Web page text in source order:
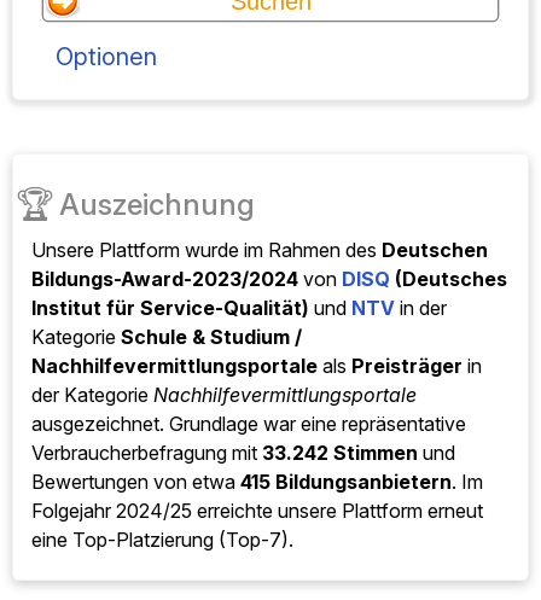
Optionen
🏆Auszeichnung
Unsere Plattform wurde im Rahmen des Deutschen
Bildungs-Award-2023/2024 von DISQ (Deutsches
Institut für Service-Qualität) und NTV in der
Kategorie Schule & Studium /
Nachhilfevermittlungsportale als Preisträger in
der Kategorie Nachhilfevermittlungsportale
ausgezeichnet. Grundlage war eine repräsentative
Verbraucherbefragung mit 33.242 Stimmen und
Bewertungen von etwa 415 Bildungsanbietern. Im
Folgejahr 2024/25 erreichte unsere Plattform erneut
eine Top-Platzierung (Top-7).